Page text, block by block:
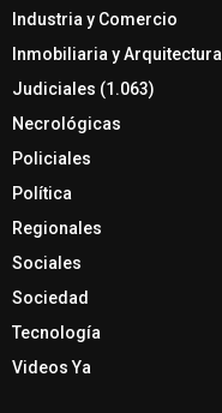
Industria y Comercio
Inmobiliaria y Arquitectura
Judiciales (1.063)
Necrológicas
Policiales
Política
Regionales
Sociales
Sociedad
Tecnología
Videos Ya